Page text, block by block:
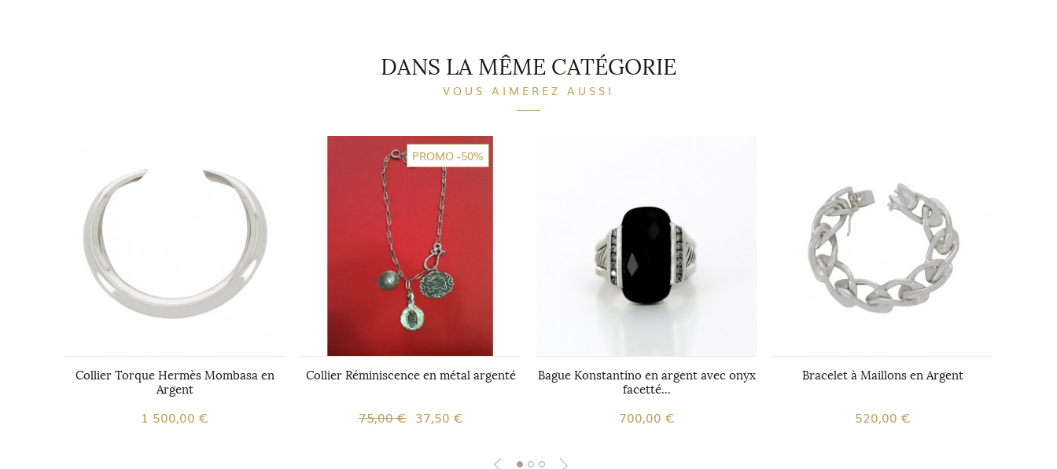
DANS LA MÊME CATÉGORIE
VOUS AIMEREZ AUSSI
Collier Torque Hermès Mombasa en
Argent
1 500,00 €
PROMO -50%
Collier Réminiscence en métal argenté
75,00 € 37,50 €
Bague Konstantino en argent avec onyx
facetté...
700,00 €
Bracelet à Maillons en Argent
520,00 €